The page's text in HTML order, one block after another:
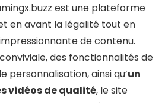
est une plateforme
en avant la légalité tout en
de contenu.
des fonctionnalités de
personnalisation, ainsi qu’un
vidéos de qualité, le site